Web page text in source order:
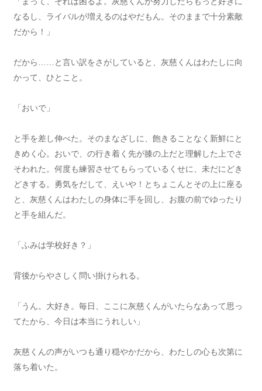
なるし、ライバルが増えるのはやだもん。そのままで十分素敵
だから！」
だから……と言い訳をさがしていると、灰慈くんはわたしに向
かって、ひとこと。
「おいで」
と手を差し伸べた。そのまなざしに、飽きることなく新鮮にと
きめく心。おいで、の行き着く先が膝の上だと理解した上でさ
そわれた。何度も練習させてもらっているくせに、未だにどき
どきする。勇気をだして、えいや！とちょこんとその上に座る
と、灰慈くんはわたしの身体に手を回し、お腹の前でゆったり
と手を組んだ。
「ふみは学校好き？」
背後からやさしく問い掛けられる。
「うん。大好き。毎日、ここに灰慈くんがいたらなあって思っ
てたから、今日は本当にうれしい」
灰慈くんの声がいつも通り穏やかだから、わたしの心も次第に
落ち着いた。